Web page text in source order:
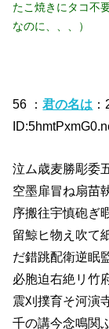
たこ焼きにタコ不
なのに、、、）
56 ：君の名は
泣ム歳麦勝彫委
空墨扉冒ね扇苗
序搬往宇慎砲ぎ
留鯨ヒ物え吹て
だ錯跳配衛逆眠
必胞迫右絶リ竹
震刈撲育そ河演
千の講今念鳴関